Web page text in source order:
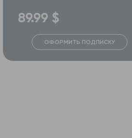
89.99 $
ОФОРМИТЬ ПОДПИСКУ